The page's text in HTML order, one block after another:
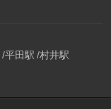
平田駅 村井駅